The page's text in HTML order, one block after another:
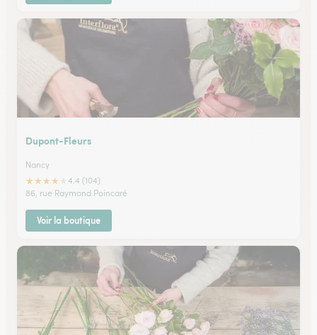
Dupont-Fleurs
Nancy
★★★★
4.4 (104)
86, rue Raymond Poincaré
Voir la boutique